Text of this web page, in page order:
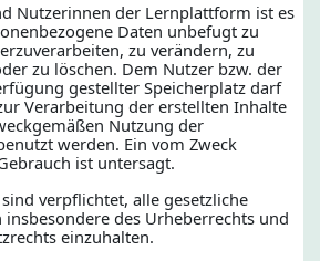
Nutzerinnen der Lernplattform ist es
Daten unbefugt zu
zu verändern, zu
zu löschen. Dem Nutzer bzw. der
gestellter Speicherplatz darf
Verarbeitung der erstellten Inhalte
Nutzung der
werden. Ein vom Zweck
ist untersagt.
verpflichtet, alle gesetzliche
des Urheberrechts und
einzuhalten.